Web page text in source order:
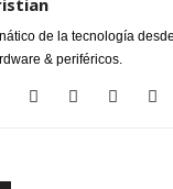
de la tecnología
& periféricos.